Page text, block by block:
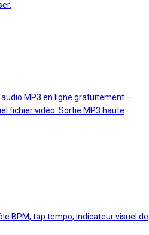
MP3 en ligne gratuitement —
fichier vidéo. Sortie MP3 haute
BPM, tap tempo, indicateur visuel de